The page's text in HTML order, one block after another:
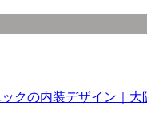
クの内装デザイン｜